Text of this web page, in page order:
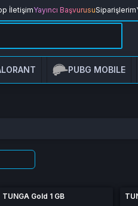
İletişimYayıncı BaşvurusuSiparişlerim
PUBG MOBILE
TUNGA Gold 1 GB